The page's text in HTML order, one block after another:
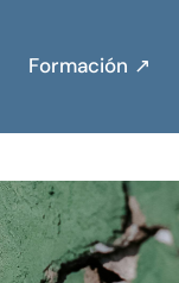
Formación ↗︎